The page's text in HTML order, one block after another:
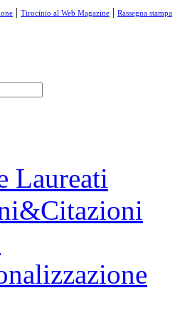
| Tirocinio al Web Magazine | Rassegna stampa
Laureati